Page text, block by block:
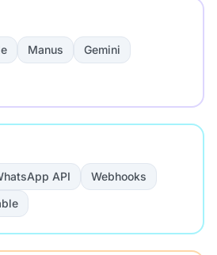
Manus
Gemini
API
Webhooks